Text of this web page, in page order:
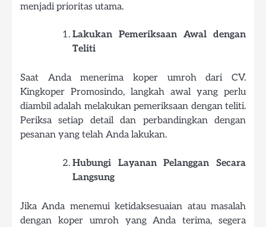
menjadi prioritas utama.
Lakukan Pemeriksaan Awal dengan
Teliti
Saat Anda menerima koper umroh dari CV.
Kingkoper Promosindo, langkah awal yang perlu
diambil adalah melakukan pemeriksaan dengan teliti.
Periksa setiap detail dan perbandingkan dengan
pesanan yang telah Anda lakukan.
Hubungi Layanan Pelanggan Secara
Langsung
Jika Anda menemui ketidaksesuaian atau masalah
dengan koper umroh yang Anda terima, segera